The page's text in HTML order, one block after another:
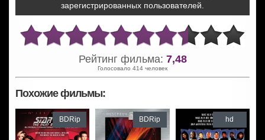
зарегистрированных пользователей.
Рейтинг фильма: 7,48
Голосовало 414 человек
Похожие фильмы:
BDRip BDRip hd